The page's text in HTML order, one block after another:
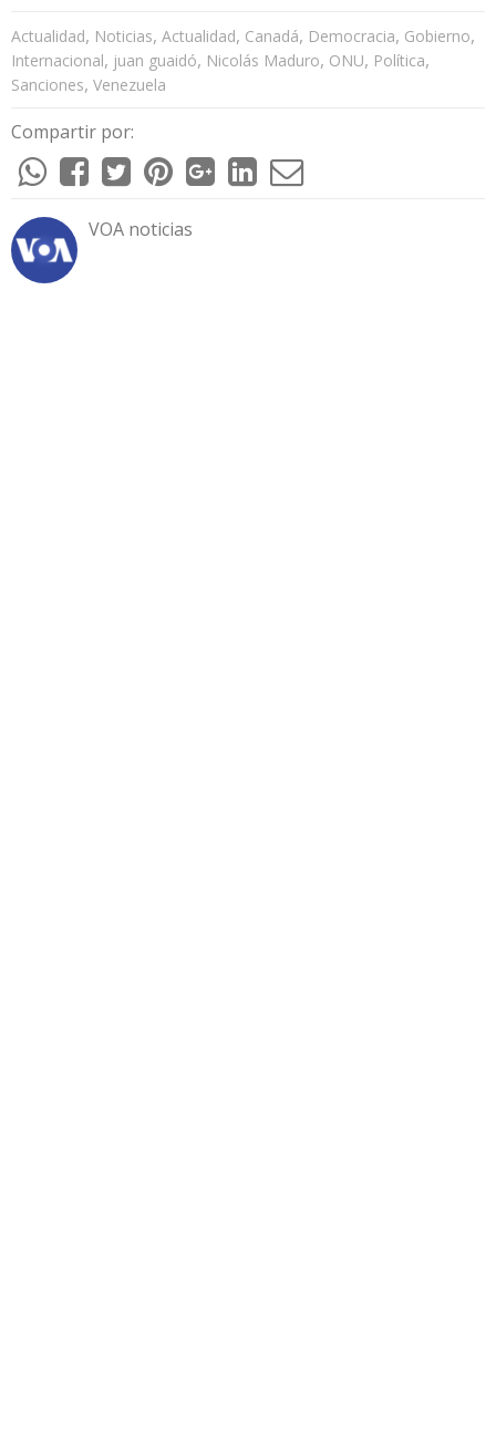
Actualidad, Noticias, Actualidad, Canadá, Democracia, Gobierno,
Internacional, juan guaidó, Nicolás Maduro, ONU, Política,
Sanciones, Venezuela
Compartir por:
VOA noticias